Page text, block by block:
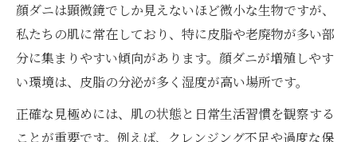
法
顔ダニ予防に役立つスキンケア習慣の見直
し
枕カバーやメイク道具の顔ダニ対策方法
顔ダニを防ぐための生活環境と衛生管理
顔ダニは顕微鏡でしか見えないほど微小な生物ですが、
私たちの肌に常在しており、特に皮脂や老廃物が多い部
分に集まりやすい傾向があります。顔ダニが増殖しやす
い環境は、皮脂の分泌が多く湿度が高い場所です。
正確な見極めには、肌の状態と日常生活習慣を観察する
ことが重要です。例えば、クレンジング不足や過度な保